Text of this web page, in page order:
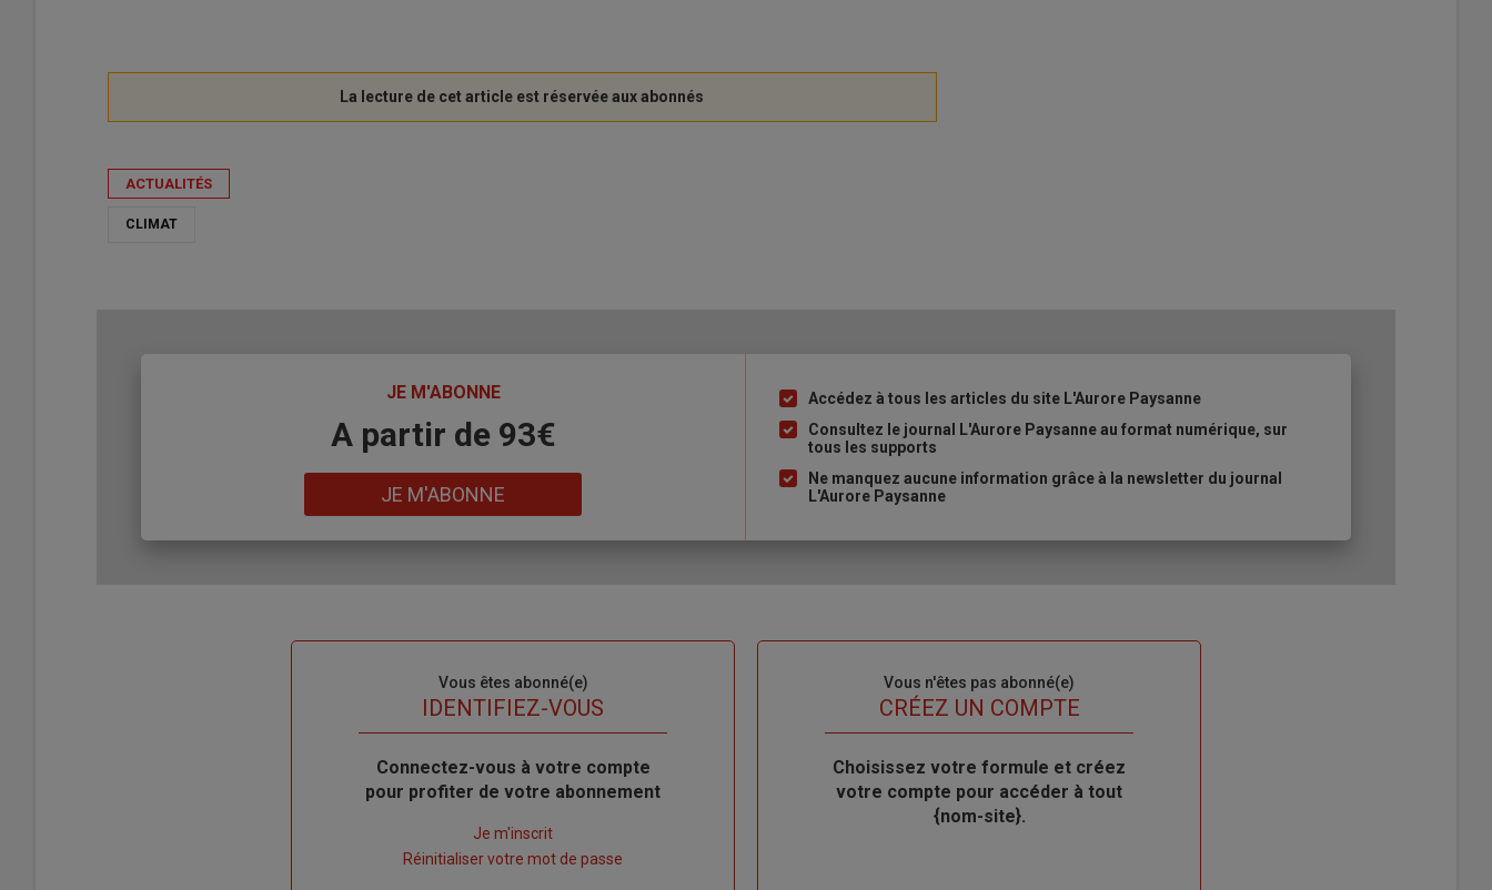
ACTUALITÉS
CLIMAT
JE M'ABONNE
A partir de 93€
JE M'ABONNE
Liste
à
puce
Accédez à tous les articles du site L'Aurore Paysanne
Consultez le journal L'Aurore Paysanne au format numérique, sur
tous les supports
Ne manquez aucune information grâce à la newsletter du journal
L'Aurore Paysanne
Vous êtes abonné(e)
IDENTIFIEZ-VOUS
Body
Connectez-vous à votre compte
pour profiter de votre abonnement
Je m'inscrit
Réinitialiser votre mot de passe
Vous n'êtes pas abonné(e)
TITRECRÉEZ UN COMPTE
Body
Choisissez votre formule et créez
votre compte pour accéder à tout
{nom-site}.